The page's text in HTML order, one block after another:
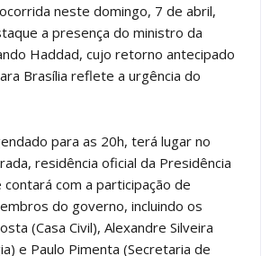
neste domingo, 7 de abril,
a presença do ministro da
Haddad, cujo retorno antecipado
Brasília reflete a urgência do
para as 20h, terá lugar no
residência oficial da Presidência
contará com a participação de
do governo, incluindo os
(Casa Civil), Alexandre Silveira
e Paulo Pimenta (Secretaria de